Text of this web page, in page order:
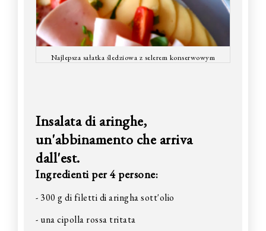
Najlepsza sałatka śledziowa z selerem konserwowym
Insalata di aringhe,
un'abbinamento che arriva
dall'est.
Ingredienti per 4 persone:
- 300 g di filetti di aringha sott'olio
- una cipolla rossa tritata